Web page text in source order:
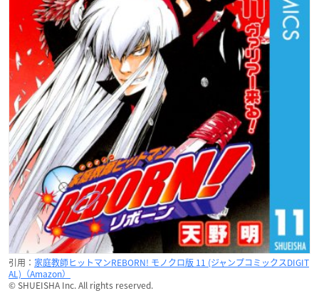
引用： 家庭教師ヒットマンREBORN! モノクロ版 11 (ジャンプコミックスDIGIT
AL)（Amazon）
© SHUEISHA Inc. All rights reserved.